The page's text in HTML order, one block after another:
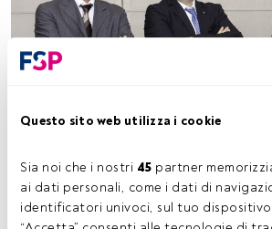
Questo sito web utilizza i cookie
Sia noi che i nostri 45 partner
ai dati personali, come i dati di
identificatori univoci, sul tuo
Giorgio Fata
Tempo di lettura: 2 min.